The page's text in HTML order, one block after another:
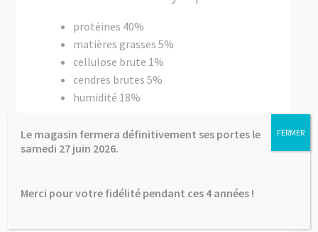
protéines 40%
matières grasses 5%
cellulose brute 1%
cendres brutes 5%
humidité 18%
Avis
Le magasin fermera définitivement ses portes le
samedi 27 juin 2026.
Merci pour votre fidélité pendant ces 4 années !
FERMER